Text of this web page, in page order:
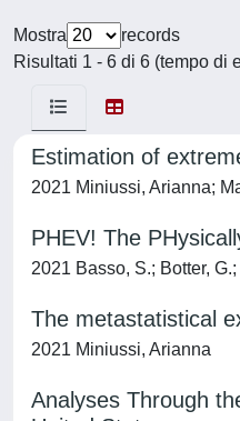
Mostra
records
Risultati 1 - 6 di 6 (tempo di
Estimation of
2021 Miniussi, Arianna;
PHEV! The
2021 Basso, S.; Botter,
The metastatistical
2021 Miniussi, Arianna
Analyses Through